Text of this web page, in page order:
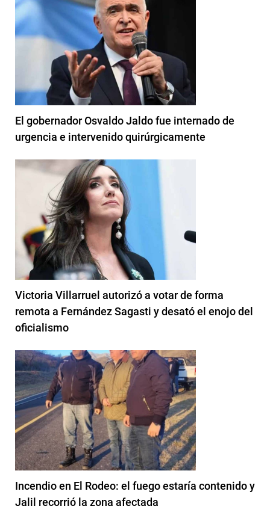
El gobernador Osvaldo Jaldo fue internado de
urgencia e intervenido quirúrgicamente
Victoria Villarruel autorizó a votar de forma
remota a Fernández Sagasti y desató el enojo del
oficialismo
Incendio en El Rodeo: el fuego estaría contenido y
Jalil recorrió la zona afectada